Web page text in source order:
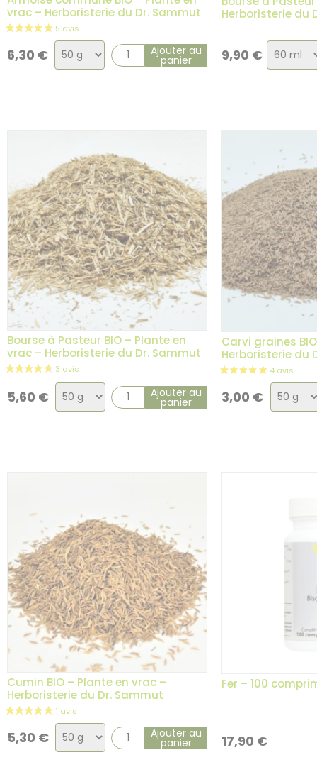
vrac – Herboristerie du Dr. Sammut
5 avis
6,30 €
Choix
de
Ajouter au
panier
Herboristerie du
9,90 €
Choix
de
Bourse à Pasteur BIO – Plante en
vrac – Herboristerie du Dr. Sammut
5,60 €
Choix
de
Ajouter au
panier
Carvi graines
Herboristerie du
3,00 €
Choix
de
Cumin BIO – Plante en vrac –
Herboristerie du Dr. Sammut
5,30 €
Choix
de
Ajouter au
panier
Fer – 100
17,90 €